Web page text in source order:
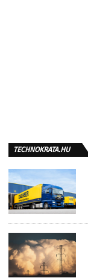
TECHNOKRATA.HU